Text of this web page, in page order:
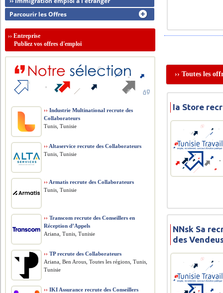
›› Toutes les
Ia Store
NNsk Sa
des
Parcourir les Offres
››Entreprise
Publiez vos offres d'emploi
›› Industrie Multinational recrute des
Collaborateurs
Tunis, Tunisie
›› Altaservice recrute des Collaborateurs
Tunis, Tunisie
›› Armatis recrute des Collaborateurs
Tunis, Tunisie
›› Transcom recrute des Conseillers en
Réception d’Appels
Ariana, Tunis, Tunisie
›› TP recrute des Collaborateurs
Ariana, Ben Arous, Toutes les régions, Tunis,
Tunisie
›› IKI Assurance recrute des Conseillers